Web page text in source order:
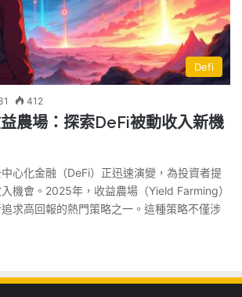
Defi
412
農場：探索DeFi被動收入新機
心化金融（DeFi）正迅速演變，為投資者提
機會。2025年，收益農場（Yield Farming）
求高回報的熱門策略之一。這種策略不僅涉